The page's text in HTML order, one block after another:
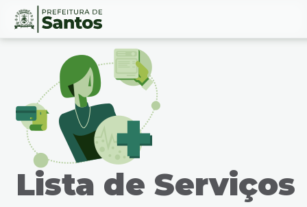
Ir
Conteúdo
Lista de Serviços